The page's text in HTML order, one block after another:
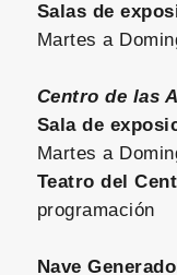
Salas de
Martes a
Centro de las
Sala de
Martes a
Teatro del
programación
Nave